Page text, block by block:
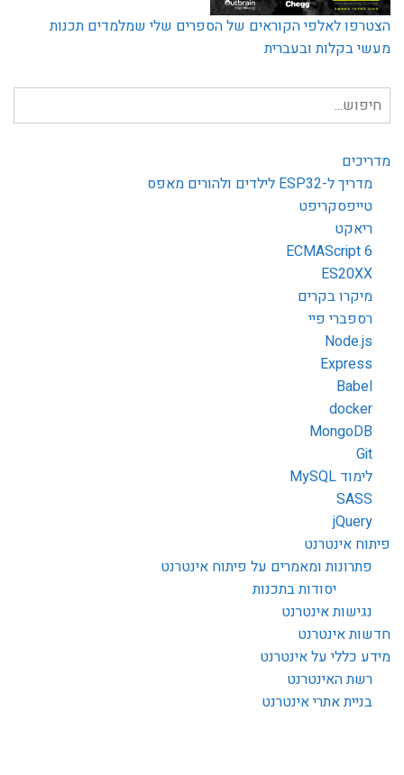
הצטרפו לאלפי הקוראים של הספרים שלי שמלמדים תכנות
מעשי בקלות ובעברית
חיפוש
עבור:
מדריכים
מדריך ל-ESP32 לילדים ולהורים מאפס
טייפסקריפט
ריאקט
ECMAScript 6
ES20XX
מיקרו בקרים
רספברי פיי
Node.js
Express
Babel
docker
MongoDB
Git
לימוד MySQL
SASS
jQuery
פיתוח אינטרנט
פתרונות ומאמרים על פיתוח אינטרנט
יסודות בתכנות
נגישות אינטרנט
חדשות אינטרנט
מידע כללי על אינטרנט
רשת האינטרנט
בניית אתרי אינטרנט